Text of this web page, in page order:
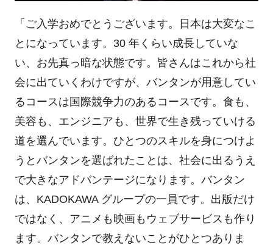
「ご入学おめでとうございます。日本は大変なこ
とになっています。30 年くらい成長していな
い、お先真っ暗な状態です。皆さんはこれから社
会に出ていくわけですが、バンタンが用意してい
るコースは国際競争力のあるコースです。食も、
美容も、エンジニアも、世界で生き残っていける
道を選んでいます。ひとつのスキルを身につけよ
うとバンタンを選ばれたことは、社会に出るうえ
で大きなアドバンテージになります。バンタン
は、KADOKAWA グループの一員です。出版だけ
ではなく、アニメも映画もウェブサービスも作り
ます。バンタンで教えないことがひとつありま